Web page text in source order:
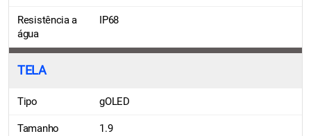
Resistência a
água
IP68
TELA
Tipo gOLED
Tamanho 1.9